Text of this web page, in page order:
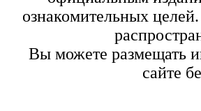
ознакомительных
Вы можете размещать
сайте